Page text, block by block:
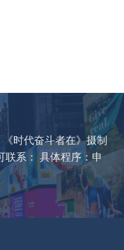
时代奋斗者在》摄制
联系： 具体程序：申